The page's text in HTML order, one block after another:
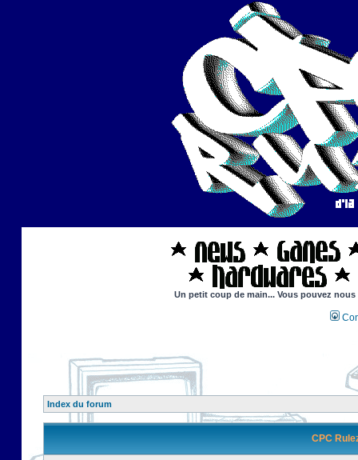
Un petit coup de main... Vous pouvez
Index du forum
CPC